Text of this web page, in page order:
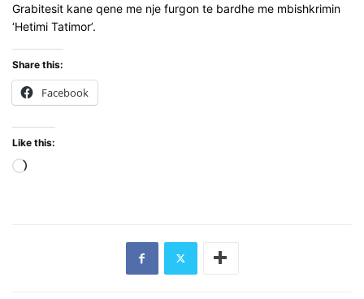
Grabitesit kane qene me nje furgon te bardhe me mbishkrimin
‘Hetimi Tatimor’.
Share this:
Facebook
Like this: